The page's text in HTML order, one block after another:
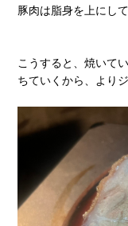
豚肉は脂身を上にし
こうすると、焼いて
ちていくから、より